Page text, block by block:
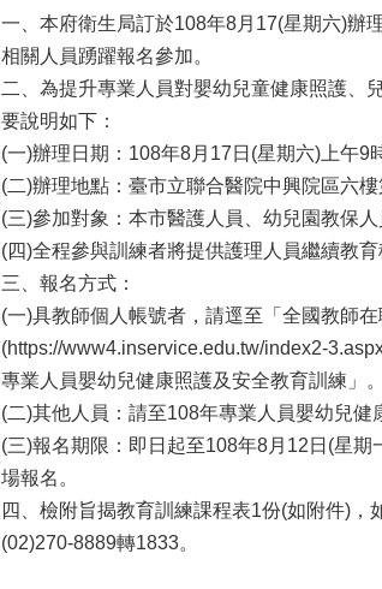
一、本府衛生局訂於108年8月17(星期六)辦
相關人員踴躍報名參加。
二、為提升專業人員對嬰幼兒童健康照護、
要說明如下：
(一)辦理日期：108年8月17日(星期六)上午9
(二)辦理地點：臺市立聯合醫院中興院區六
(三)參加對象：本市醫護人員、幼兒園教保
(四)全程參與訓練者將提供護理人員繼續教
三、報名方式：
(一)具教師個人帳號者，請逕至「全國教師
(https://www4.inservice.edu.tw/index2-
專業人員嬰幼兒健康照護及安全教育訓練」。
(二)其他人員：請至108年專業人員嬰幼兒健
(三)報名期限：即日起至108年8月12日(星
場報名。
四、檢附旨揭教育訓練課程表1份(如附件)，
(02)270-8889轉1833。